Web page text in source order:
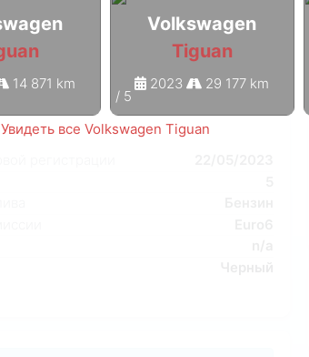
14 871 km
Volkswagen
Tiguan
2023 29 177 km
/ 5
Увидеть все Volkswagen Tiguan